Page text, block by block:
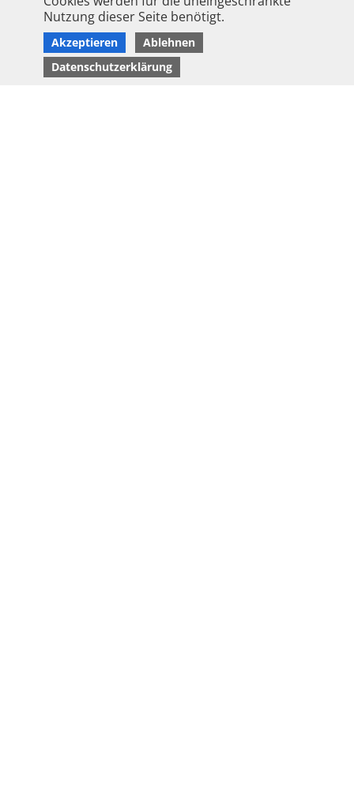
Nutzung dieser Seite benötigt.
Akzeptieren
Ablehnen
Datenschutzerklärung